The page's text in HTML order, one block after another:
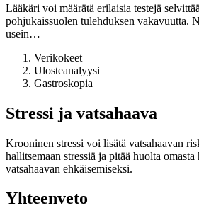
Lääkäri voi määrätä erilaisia testejä
pohjukaissuolen tulehduksen vakavuutta.
usein…
Verikokeet
Ulosteanalyysi
Gastroskopia
Stressi ja vatsahaava
Krooninen stressi voi lisätä vatsahaavan
hallitsemaan stressiä ja pitää huolta
vatsahaavan ehkäisemiseksi.
Yhteenveto